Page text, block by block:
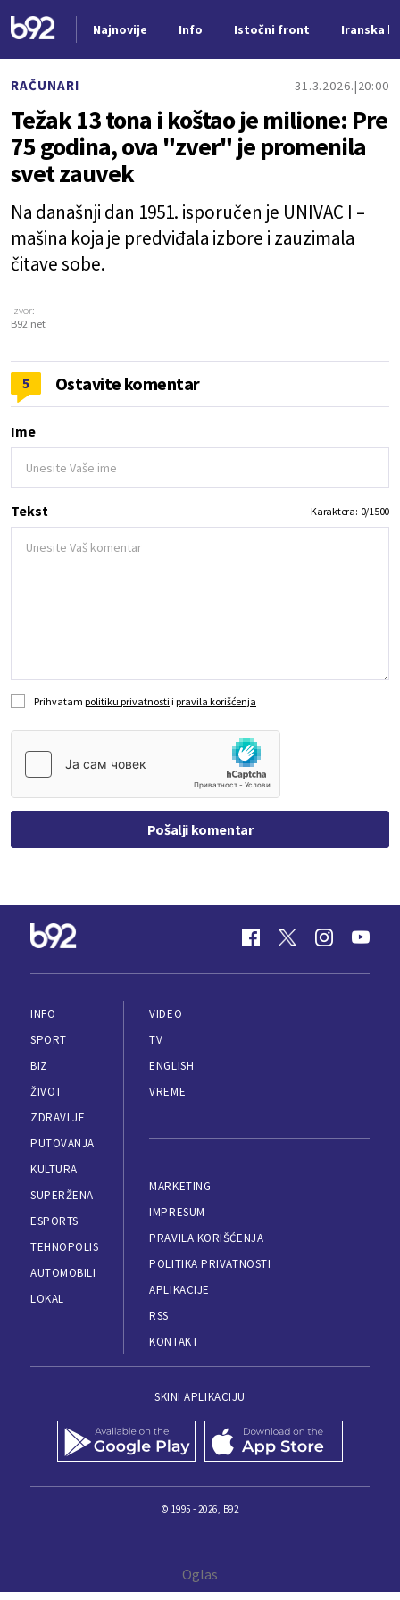
Najnovije Info Istočni front Iranska
RAČUNARI 31.3.2026. 20:00
Težak 13 tona i koštao je milione: Pre
75 godina, ova "zver" je promenila
svet zauvek
Na današnji dan 1951. isporučen je UNIVAC I –
mašina koja je predviđala izbore i zauzimala
čitave sobe.
Izvor:
B92.net
5 Ostavite komentar
Ime
Tekst Karaktera: 0/1500
Prihvatam politiku privatnosti i pravila korišćenja
Pošalji komentar
INFO
SPORT
BIZ
ŽIVOT
ZDRAVLJE
PUTOVANJA
KULTURA
SUPERŽENA
ESPORTS
TEHNOPOLIS
AUTOMOBILI
LOKAL
VIDEO
TV
ENGLISH
VREME
MARKETING
IMPRESUM
PRAVILA KORIŠĆENJA
POLITIKA PRIVATNOSTI
APLIKACIJE
RSS
KONTAKT
SKINI APLIKACIJU
© 1995 - 2026, B92